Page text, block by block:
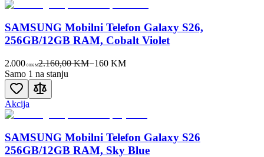
SAMSUNG Mobilni Telefon Galaxy S26,
256GB/12GB RAM, Cobalt Violet
2.000 00KM2.160,00 KM−160KM
Samo 1 na stanju
Akcija
SAMSUNG Mobilni Telefon Galaxy S26
256GB/12GB RAM, Sky Blue